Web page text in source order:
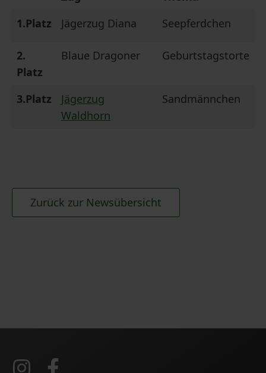
1.Platz
Jägerzug Diana Seepferdchen
2.
Platz
Blaue Dragoner Geburtstagstorte
3.Platz
Jägerzug
Waldhorn
Sandmännchen
Zurück zur Newsübersicht